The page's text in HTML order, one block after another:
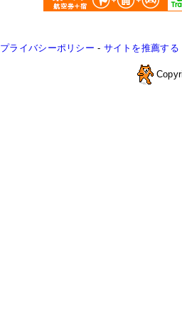
プライバシーポリシー - サイトを推薦する